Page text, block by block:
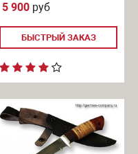
5 900 руб
БЫСТРЫЙ ЗАКАЗ